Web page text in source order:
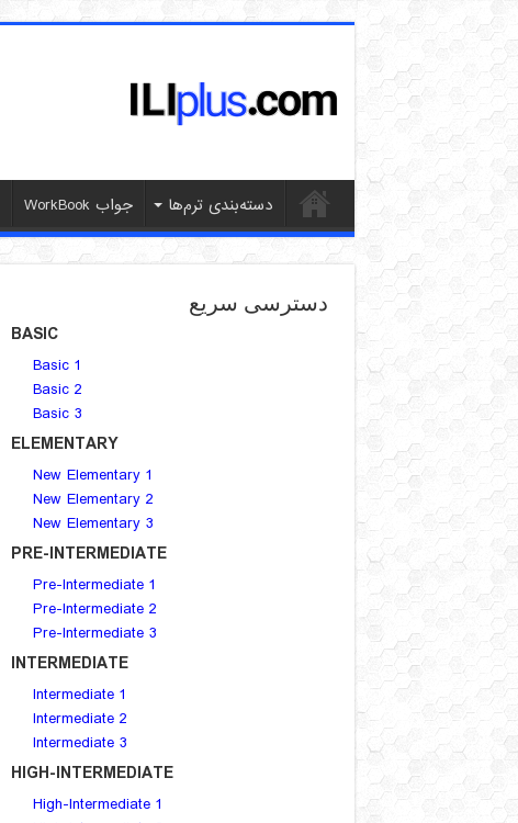
دسته‌بندی ترم‌ها جواب WorkBook
دسترسی سریع
BASIC
Basic 1
Basic 2
Basic 3
ELEMENTARY
New Elementary 1
New Elementary 2
New Elementary 3
PRE-INTERMEDIATE
Pre-Intermediate 1
Pre-Intermediate 2
Pre-Intermediate 3
INTERMEDIATE
Intermediate 1
Intermediate 2
Intermediate 3
HIGH-INTERMEDIATE
High-Intermediate 1